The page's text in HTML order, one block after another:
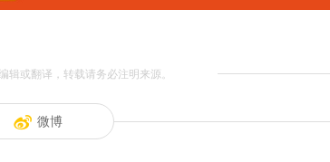
辑或翻译，转载请务必注明来源。
微博